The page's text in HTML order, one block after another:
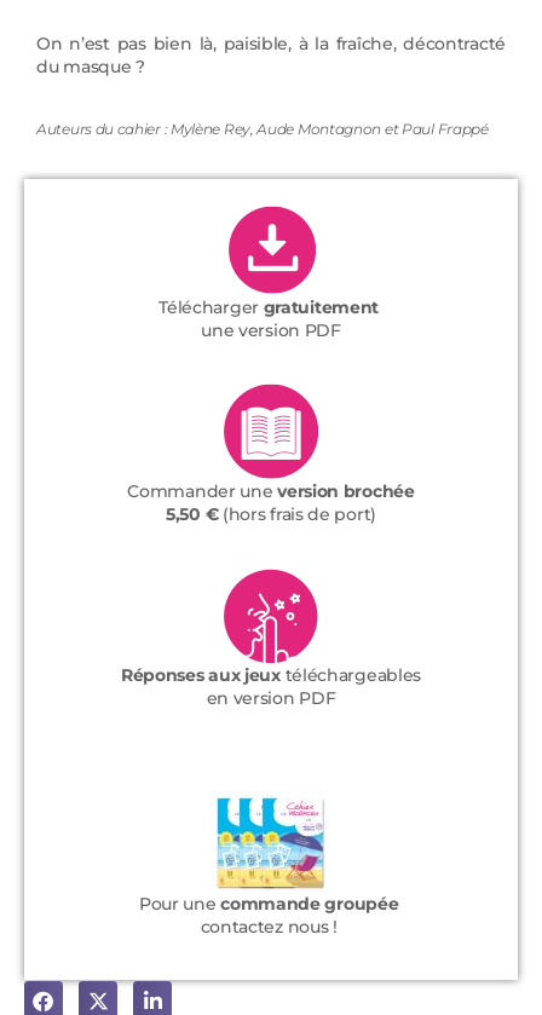
On n’est pas bien là, paisible, à la fraîche, décontracté
du masque ?
Auteurs du cahier : Mylène Rey, Aude Montagnon et Paul Frappé
Télécharger gratuitement
une version PDF
Commander uneversion brochée
5,50 € (hors frais de port)
Réponses aux jeuxtéléchargeables
en version PDF
Pour unecommande groupée
contactez nous !